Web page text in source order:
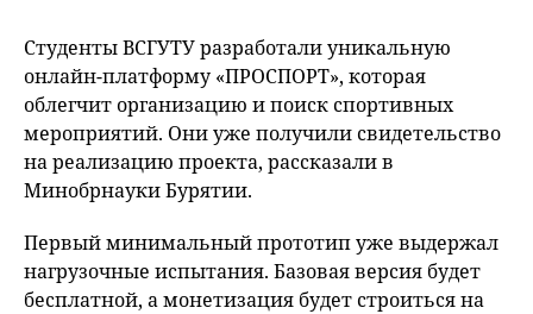
Студенты ВСГУТУ разработали уникальную
онлайн-платформу «ПРОСПОРТ», которая
облегчит организацию и поиск спортивных
мероприятий. Они уже получили свидетельство
на реализацию проекта, рассказали в
Минобрнауки Бурятии.
Первый минимальный прототип уже выдержал
нагрузочные испытания. Базовая версия будет
бесплатной, а монетизация будет строиться на